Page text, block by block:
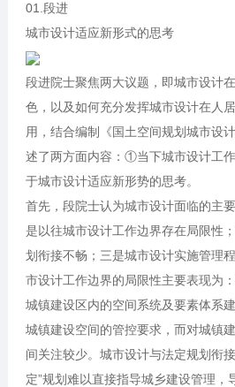
01.段进
城市设计适应新形式的思考
段进院士聚焦两大议题，即城市设计
色，以及如何充分发挥城市设计在人
用，结合编制《国土空间规划城市设
述了两方面内容：①当下城市设计工
于城市设计适应新形势的思考。
首先，段院士认为城市设计面临的主
是以往城市设计工作边界存在局限性
划衔接不畅；三是城市设计实施管理
市设计工作边界的局限性主要表现为
城镇建设区内的空间系统及要素体系
城镇建设空间的管控要求，而对城镇
间关注较少。城市设计与法定规划衔
定”规划难以直接指导城乡建设管理，